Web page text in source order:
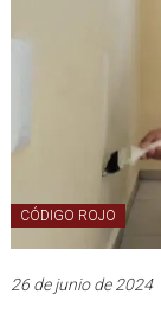
CÓDIGO ROJO
26 de junio de 2024